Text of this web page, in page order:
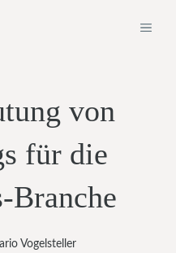
von
für die
Branche
Vogelsteller